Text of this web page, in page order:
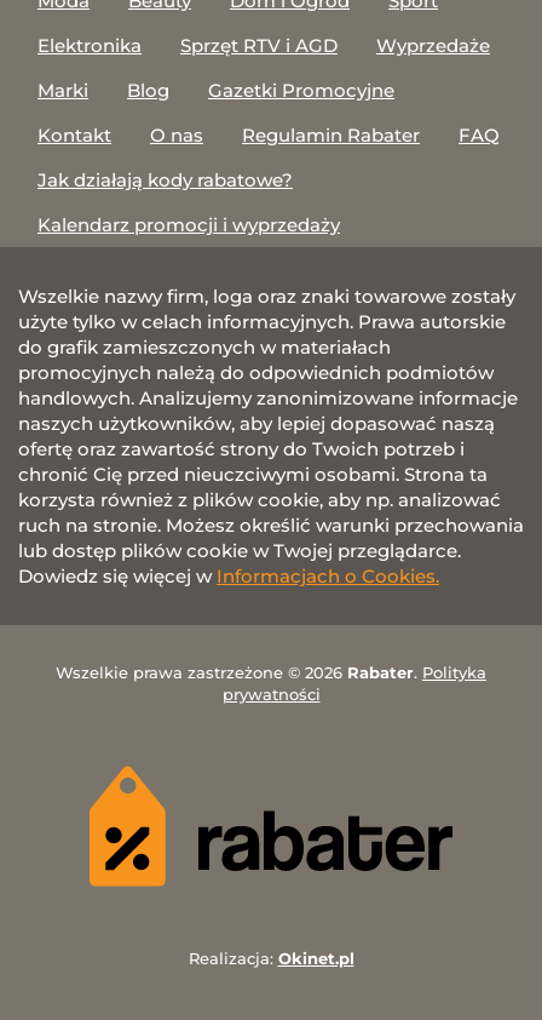
Elektronika
Sprzęt RTV i AGD
Wyprzedaże
Marki
Blog
Gazetki Promocyjne
Kontakt
O nas Regulamin Rabater
FAQ
Jak działają kody rabatowe?
Kalendarz promocji i wyprzedaży
Wszelkie nazwy firm, loga oraz znaki towarowe zostały
użyte tylko w celach informacyjnych. Prawa autorskie
do grafik zamieszczonych w materiałach
promocyjnych należą do odpowiednich podmiotów
handlowych. Analizujemy zanonimizowane informacje
naszych użytkowników, aby lepiej dopasować naszą
ofertę oraz zawartość strony do Twoich potrzeb i
chronić Cię przed nieuczciwymi osobami. Strona ta
korzysta również z plików cookie, aby np. analizować
ruch na stronie. Możesz określić warunki przechowania
lub dostęp plików cookie w Twojej przeglądarce.
Dowiedz się więcej w Informacjach o Cookies.
Wszelkie prawa zastrzeżone © 2026 Rabater. Polityka
prywatności
Realizacja: Okinet.pl